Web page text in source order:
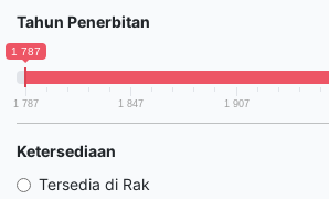
Tahun Penerbitan
1 787
1 787 1 847 1 907
Ketersediaan
Tersedia di Rak